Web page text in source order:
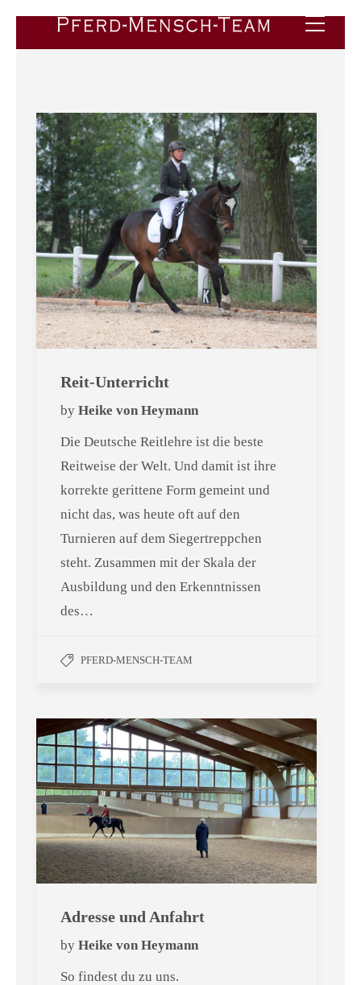
Reit-Unterricht
by Heike von Heymann
Die Deutsche Reitlehre ist die beste
Reitweise der Welt. Und damit ist ihre
korrekte gerittene Form gemeint und
nicht das, was heute oft auf den
Turnieren auf dem Siegertreppchen
steht. Zusammen mit der Skala der
Ausbildung und den Erkenntnissen
des…
PFERD-MENSCH-TEAM
Adresse und Anfahrt
by Heike von Heymann
So findest du zu uns.